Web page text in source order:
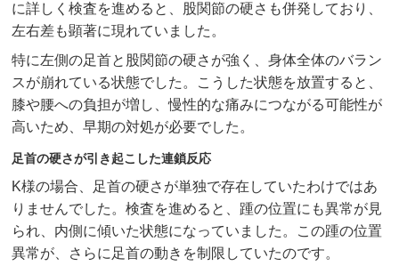
に詳しく検査を進めると、股関節の硬さも併発しており、
左右差も顕著に現れていました。
特に左側の足首と股関節の硬さが強く、身体全体のバラン
スが崩れている状態でした。こうした状態を放置すると、
膝や腰への負担が増し、慢性的な痛みにつながる可能性が
高いため、早期の対処が必要でした。
足首の硬さが引き起こした連鎖反応
K様の場合、足首の硬さが単独で存在していたわけではあ
りませんでした。検査を進めると、踵の位置にも異常が見
られ、内側に傾いた状態になっていました。この踵の位置
異常が、さらに足首の動きを制限していたのです。